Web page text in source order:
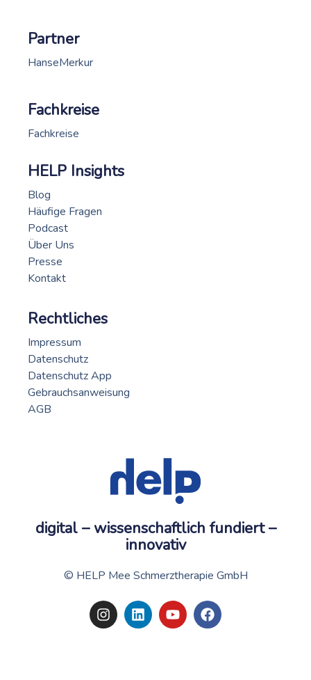
Partner
HanseMerkur
Fachkreise
Fachkreise
HELP Insights
Blog
Häufige Fragen
Podcast
Über Uns
Presse
Kontakt
Rechtliches
Impressum
Datenschutz
Datenschutz App
Gebrauchsanweisung
AGB
digital – wissenschaftlich fundiert –
innovativ
© HELP Mee Schmerztherapie GmbH